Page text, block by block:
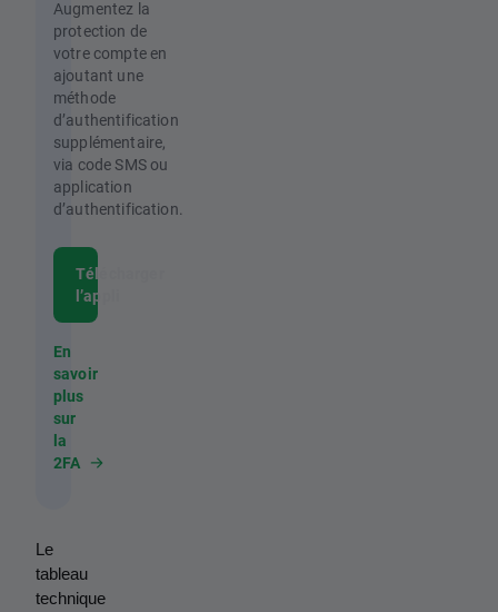
Augmentez la
protection de
votre compte en
ajoutant une
méthode
d’authentification
supplémentaire,
via code SMS ou
application
d’authentification.
Télécharger
l’appli
En
savoir
plus
sur
la
2FA
Le
tableau
technique